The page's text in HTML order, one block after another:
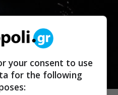
your consent to use
for the following